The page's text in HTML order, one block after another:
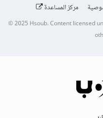
مركز المساعدة
© 2025Hsoub.Content licensed